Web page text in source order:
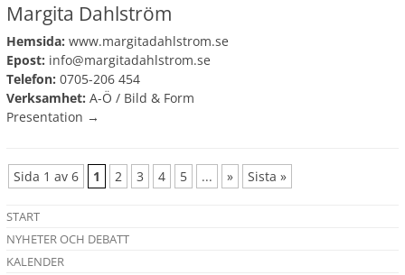
Margita Dahlström
Hemsida: www.margitadahlstrom.se
Epost: info@margitadahlstrom.se
Telefon: 0705-206 454
Verksamhet: A-Ö / Bild & Form
Presentation →
Sida 1 av 6 1 2 3 4 5 ... » Sista »
START
NYHETER OCH DEBATT
KALENDER